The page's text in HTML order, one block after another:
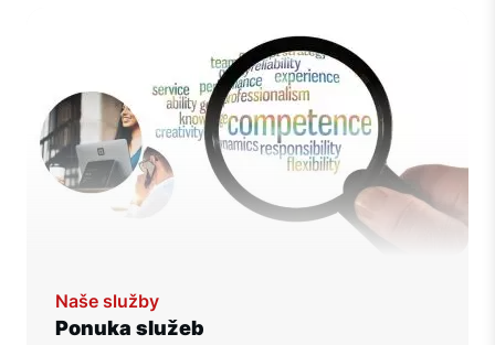
Naše služby
Ponuka služeb